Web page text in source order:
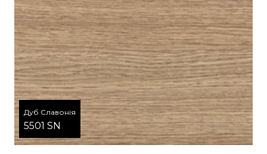
Дуб Славонія
5501 SN